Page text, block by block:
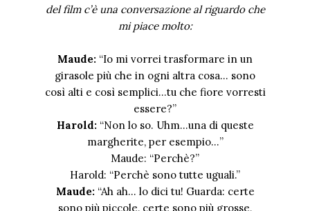
del film c’è una conversazione al riguardo che
mi piace molto:
Maude: “Io mi vorrei trasformare in un
girasole più che in ogni altra cosa… sono
così alti e così semplici…tu che fiore vorresti
essere?”
Harold:“Non lo so. Uhm…una di queste
margherite, per esempio…”
Maude: “Perchè?”
Harold: “Perchè sono tutte uguali.”
Maude:“Ah ah… lo dici tu! Guarda: certe
sono più piccole, certe sono più grosse,